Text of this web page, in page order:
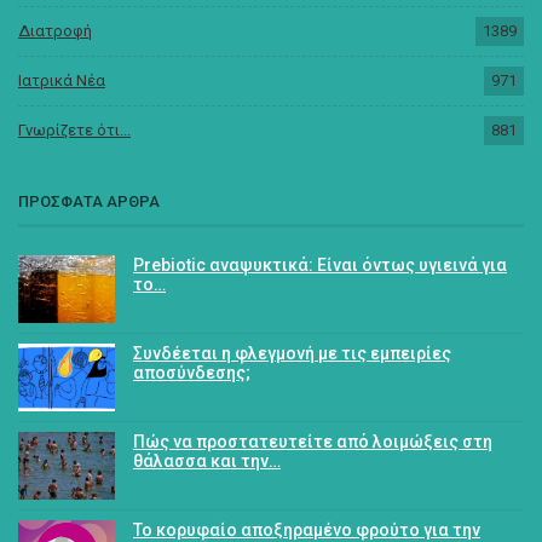
Διατροφή 1389
Ιατρικά Νέα 971
Γνωρίζετε ότι... 881
ΠΡΟΣΦΑΤΑ ΑΡΘΡΑ
Prebiotic αναψυκτικά: Είναι όντως υγιεινά για
το…
Συνδέεται η φλεγμονή με τις εμπειρίες
αποσύνδεσης;
Πώς να προστατευτείτε από λοιμώξεις στη
θάλασσα και την…
Το κορυφαίο αποξηραμένο φρούτο για την